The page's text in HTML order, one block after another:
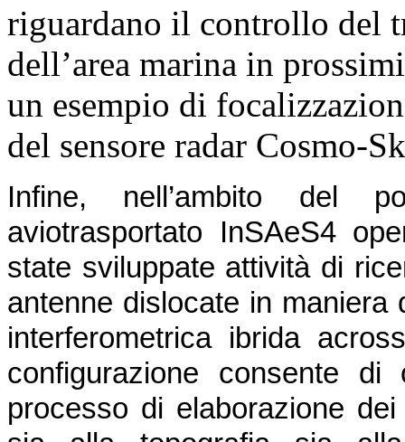
riguardano il controllo del
dell’area marina in
un esempio di
del sensore radar Cosmo-
Infine, nell’ambito del
aviotrasportato InSAeS4
state sviluppate attività di
antenne dislocate in maniera
interferometrica ibrida
configurazione consente
processo di elaborazione